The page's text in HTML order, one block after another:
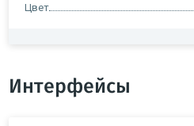
Цвет
Интерфейсы